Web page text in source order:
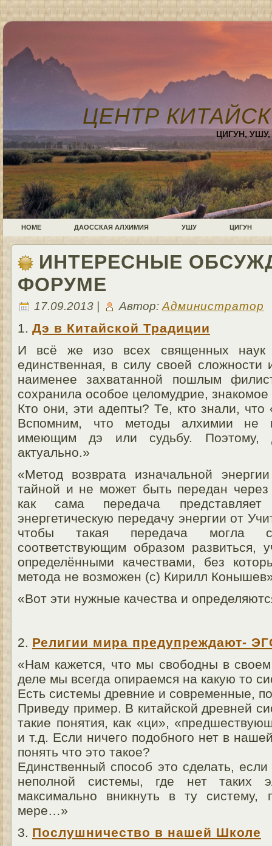
ЦЕНТР
ЦИГУН,
HOME ДАОССКАЯ АЛХИМИЯ УШУ ЦИГУН
ИНТЕРЕСНЫЕ
ФОРУМЕ
17.09.2013 | Автор: Администратор
1. Дэ в Китайской Традиции
И всё же изо всех священных наук
единственная, в силу своей сложности
наименее захватанной пошлым
сохранила особое целомудрие,
Кто они, эти адепты? Те, кто знали,
Вспомним, что методы алхимии не
имеющим дэ или судьбу. Поэтому,
актуально.»
«Метод возврата изначальной
тайной и не может быть передан через
как сама передача
энергетическую передачу энергии от
чтобы такая передача могла
соответствующим образом развиться,
определёнными качествами, без
метода не возможен (с) Кирилл
«Вот эти нужные качества и
2. Религии мира предупреждают-
«Нам кажется, что мы свободны в
деле мы всегда опираемся на какую то
Есть системы древние и современные,
Приведу пример. В китайской древней
такие понятия, как «ци»,
и т.д. Если ничего подобного нет в
понять что это такое?
Единственный способ это сделать,
неполной системы, где нет таких
максимально вникнуть в ту
мере…»
3. Послушничество в нашей Школе